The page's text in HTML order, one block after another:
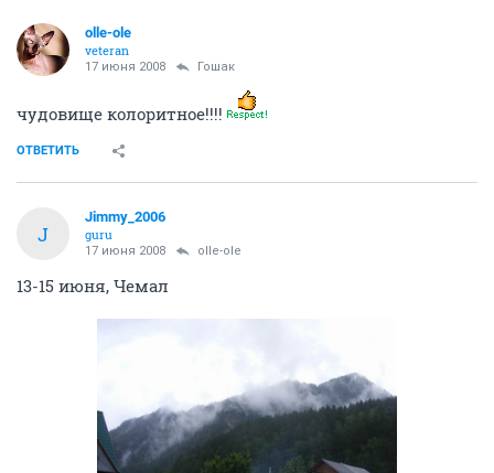
olle-ole
veteran
17 июня 2008 Гошак
чудовище колоритное!!!!
ОТВЕТИТЬ
J
Jimmy_2006
guru
17 июня 2008 olle-ole
13-15 июня, Чемал